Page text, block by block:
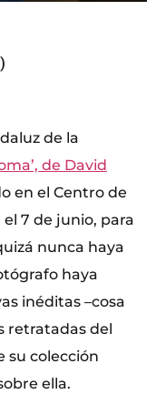
de la
de David
en el Centro de
7 de junio, para
nunca haya
haya
inéditas –cosa
retratadas del
su colección
ella.